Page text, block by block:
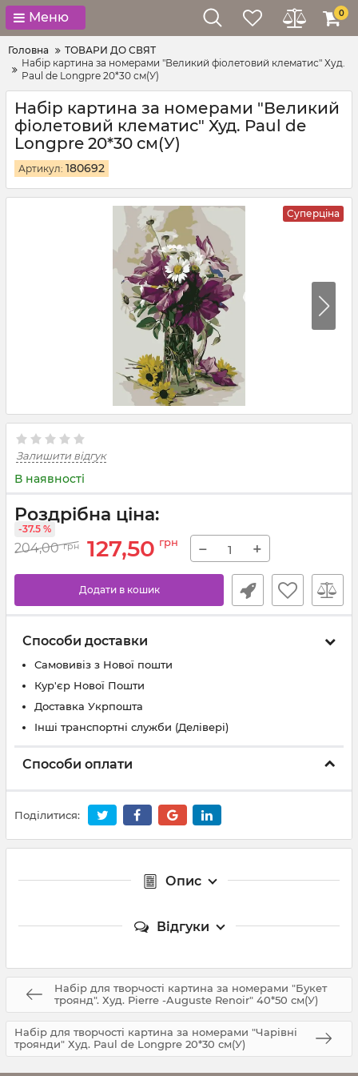
Меню 0
Головна
ТОВАРИ ДО СВЯТ
Набір картина за номерами "Великий фіолетовий клематис" Худ.
Paul de Longpre 20*30 см(У)
Набір картина за номерами "Великий
фіолетовий клематис" Худ. Paul de
Longpre 20*30 см(У)
Артикул: 180692
Суперціна
Залишити відгук
В наявності
Роздрібна ціна:
204,00 грн 127,50 грн
-37.5 %
− +
Додати в кошик
Способи доставки
Самовивіз з Нової пошти
Кур'єр Нової Пошти
Доставка Укрпошта
Інші транспортні служби (Делівері)
Способи оплати
Поділитися:
Опис
Відгуки
Набір для творчості картина за номерами "Букет
троянд". Худ. Pierre -Auguste Renoir" 40*50 см(У)
Набір для творчості картина за номерами "Чарівні
троянди" Худ. Paul de Longpre 20*30 см(У)